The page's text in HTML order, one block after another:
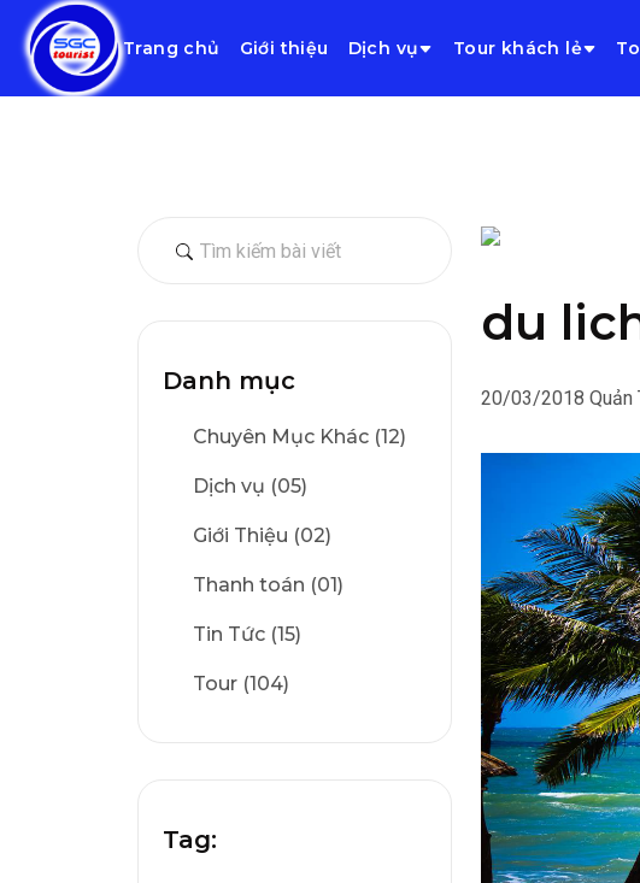
Trang chủ Giới thiệu Dịch vụ Tour khách lẻ
Danh mục
Chuyên Mục Khác (12)
Dịch vụ (05)
Giới Thiệu (02)
Thanh toán (01)
Tin Tức (15)
Tour (104)
Tag:
du
20/03/2018 Quản